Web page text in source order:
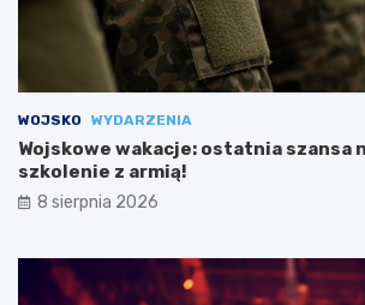
WOJSKO WYDARZENIA
Wojskowe wakacje: ostatnia szansa
szkolenie z armią!
8 sierpnia 2026